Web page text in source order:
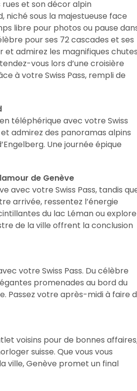
et son décor alpin
niché sous la majestueuse face
libre pour photos ou pause
pour ses 72 cascades et ses
et admirez les magnifiques
vous lors d’une croisière
à votre Swiss Pass, rempli de
téléphérique avec votre Swiss
admirez des panoramas alpins
Une journée épique
de Genève
avec votre Swiss Pass, tandis
arrivée, ressentez l’énergie
du lac Léman ou
de la ville offrent la conclusion
votre Swiss Pass. Du célèbre
promenades au bord du
Passez votre après-midi à faire
voisins pour de bonnes
suisse. Que vous vous
ville, Genève promet un final